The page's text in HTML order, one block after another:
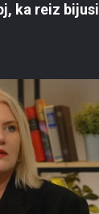
ka reiz